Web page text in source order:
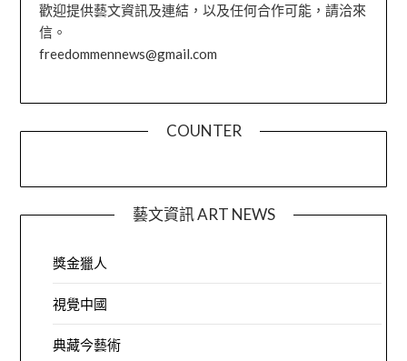
歡迎提供藝文資訊及連結，以及任何合作可能，請洽來
信。
freedommennews@gmail.com
COUNTER
藝文資訊 ART NEWS
獎金獵人
視覺中國
典藏今藝術